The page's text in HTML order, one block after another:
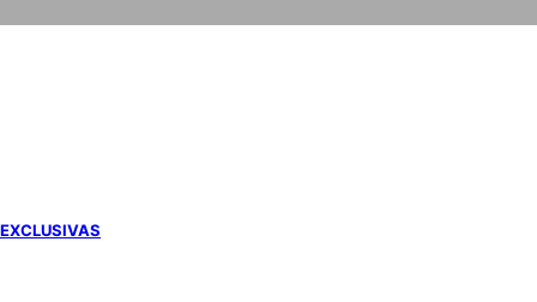
EXCLUSIVAS